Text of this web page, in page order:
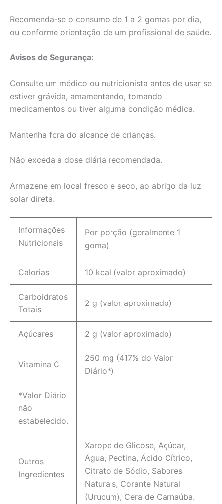
Recomenda-se o consumo de 1 a 2 gomas por dia,
ou conforme orientação de um profissional de saúde.
Avisos de Segurança:
Consulte um médico ou nutricionista antes de usar se
estiver grávida, amamentando, tomando
medicamentos ou tiver alguma condição médica.
Mantenha fora do alcance de crianças.
Não exceda a dose diária recomendada.
Armazene em local fresco e seco, ao abrigo da luz
solar direta.
Informações
Nutricionais
Por porção (geralmente 1
goma)
Calorias 10 kcal (valor aproximado)
Carboidratos
Totais
2 g (valor aproximado)
Açúcares 2 g (valor aproximado)
Vitamina C
250 mg (417% do Valor
Diário*)
*Valor Diário
não
estabelecido.
Outros
Ingredientes
Xarope de Glicose, Açúcar,
Água, Pectina, Ácido Cítrico,
Citrato de Sódio, Sabores
Naturais, Corante Natural
(Urucum), Cera de Carnaúba.